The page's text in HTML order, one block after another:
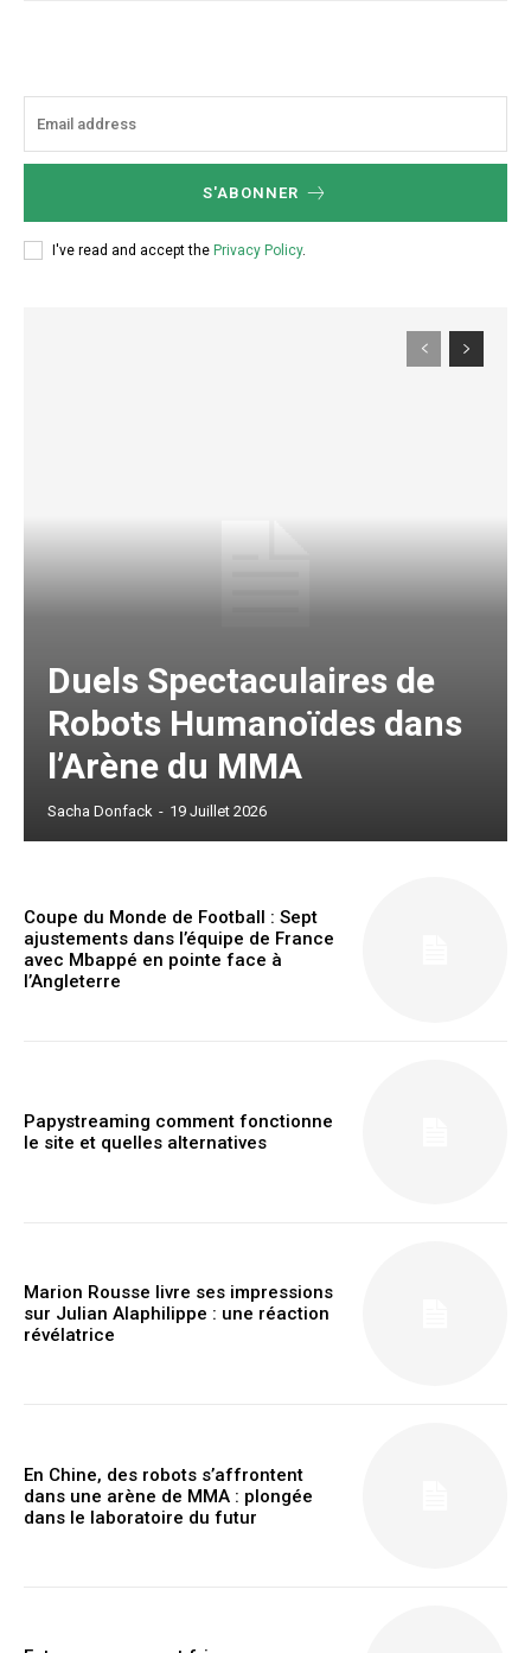
Orci varius natoque dolor
YEARLY PRICING MONTHLY PRICING
Lire aussi : Etats-Unis : Rihanna victime d’une
fusillade à son domicile
S'ABONNER
I've read and accept the Privacy Policy.
Duels Spectaculaires de
Robots Humanoïdes dans
l’Arène du MMA
Sacha Donfack - 19 Juillet 2026
Coupe du Monde de Football : Sept
ajustements dans l’équipe de France
avec Mbappé en pointe face à
l’Angleterre
Papystreaming comment fonctionne
le site et quelles alternatives
Marion Rousse livre ses impressions
sur Julian Alaphilippe : une réaction
révélatrice
En Chine, des robots s’affrontent
dans une arène de MMA : plongée
dans le laboratoire du futur